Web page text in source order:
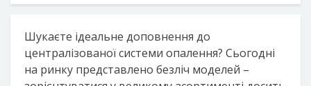
Шукаєте ідеальне доповнення до
централізованої системи опалення? Сьогодні
на ринку представлено безліч моделей –